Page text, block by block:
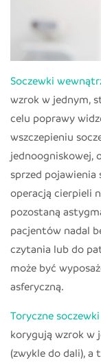
Soczewki
wzrok w jednym,
celu poprawy
wszczepieniu
jednoogniskowej,
sprzed pojawienia
operacją cierpieli
pozostaną
pacjentów nadal
czytania lub do
może być
asferyczną.
Toryczne
korygują wzrok w
(zwykle do dali),